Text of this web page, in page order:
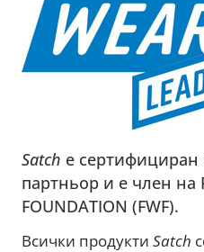
Satch е сертифициран
партньор и е член на
FOUNDATION (FWF).
Всички продуктиSatch